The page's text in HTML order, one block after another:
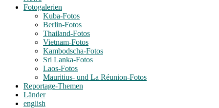
Fotogalerien
Kuba-Fotos
Berlin-Fotos
Thailand-Fotos
Vietnam-Fotos
Kambodscha-Fotos
Sri Lanka-Fotos
Laos-Fotos
Mauritius- und La Réunion-Fotos
Reportage-Themen
Länder
english